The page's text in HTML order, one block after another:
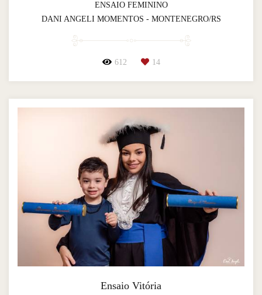
ENSAIO FEMININO
DANI ANGELI MOMENTOS - MONTENEGRO/RS
612 14
Ensaio Vitória